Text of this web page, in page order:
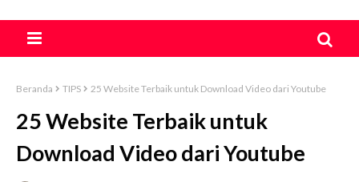
Beranda TIPS 25 Website Terbaik untuk Download Video dari Youtube
25 Website Terbaik untuk
Download Video dari Youtube